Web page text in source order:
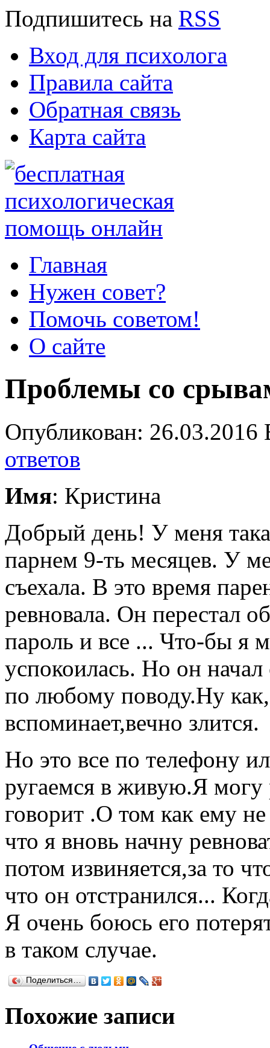
Подпишитесь на RSS
Вход для психолога
Правила сайта
Обратная связь
Карта сайта
Главная
Нужен совет?
Помочь советом!
О сайте
Проблемы со
Опубликован:
ответов
Имя: Кристина
Добрый день! У меня
парнем 9-ть месяцев. У
съехала. В это время
ревновала. Он перестал
пароль и все ... Что-бы я
успокоилась. Но он
по любому поводу.Ну
вспоминает,вечно злится.
Но это все по телефону
ругаемся в живую.Я могу
говорит .О том как ему
что я вновь начну
потом извиняется,за то
что он отстранился...
Я очень боюсь его
в таком случае.
Поделиться…
Похожие записи